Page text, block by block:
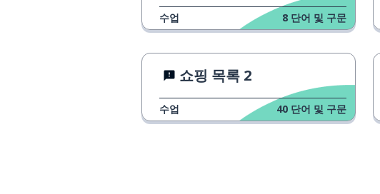
수업 8 단어 및 구문
쇼핑 목록 2
수업 40 단어 및 구문